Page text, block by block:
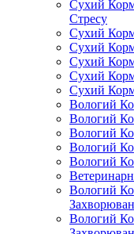
Сухий
Стресу
Сухий Корм
Сухий
Сухий
Сухий
Сухий
Вологий
Вологий
Вологий
Вологий
Вологий
Вологий
Вологий